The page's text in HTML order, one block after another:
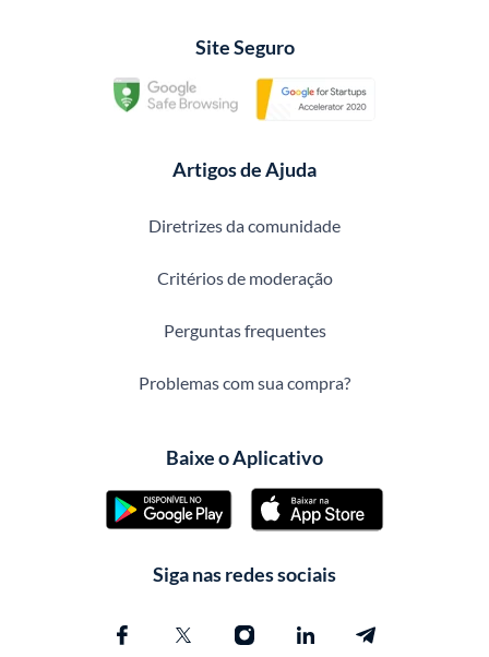
Site Seguro
Artigos de Ajuda
Diretrizes da comunidade
Critérios de moderação
Perguntas frequentes
Problemas com sua compra?
Baixe o Aplicativo
Siga nas redes sociais